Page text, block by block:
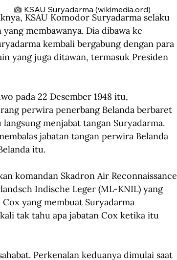
KSAU Suryadarma (wikimedia.ord)
KSAU Komodor Suryadarma selaku
membawanya. Dia dibawa ke
kembali bergabung dengan para
yang juga ditawan, termasuk Presiden
pada 22 Desember 1948 itu,
perwira penerbang Belanda berbaret
menjabat tangan Suryadarma.
jabatan tangan perwira Belanda
itu.
komandan Skadron Air Reconnaissance
Indische Leger (ML-KNIL) yang
yang membuat Suryadarma
tak tahu apa jabatan Cox ketika itu
Perkenalan keduanya dimulai saat